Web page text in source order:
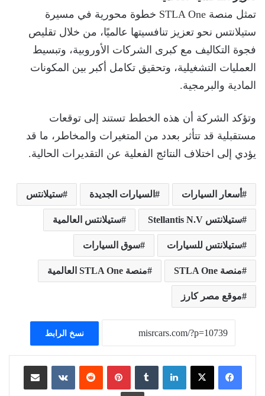
تمثل منصة STLA One خطوة محورية في مسيرة
ستيلانتس نحو تعزيز تنافسيتها عالميًا، من خلال تقليص
فجوة التكاليف مع كبرى الشركات الأوروبية، وتبسيط
العمليات التشغيلية، وتحقيق تكامل أكبر بين المكونات
المادية والبرمجية.
وتؤكد الشركة أن هذه الخطط تستند إلى توقعات
مستقبلية قد تتأثر بعدد من المتغيرات والمخاطر، ما قد
يؤدي إلى اختلاف النتائج الفعلية عن التقديرات الحالية.
أسعار السيارات السيارات الجديدة ستيلانتس
ستيلانتس Stellantis N.V ستيلانتس العالمية
ستيلانتس للسيارات سوق السيارات
منصة STLA One منصة STLA One العالمية
موقع مصر كارز
نسخ الرابط
لينكدإن ‏Tumblr بينتيريست
‏Reddit
‏VKontakte مشاركة عبر البريد
طباعة